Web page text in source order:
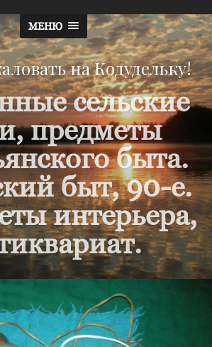
МЕНЮ
на Кодудельку!
сельские
предметы
быта.
быт, 90-е.
интерьера,